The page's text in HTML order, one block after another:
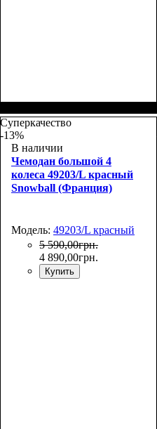
76х51х31+5
Суперкачество
-13%
В наличии
Чемодан большой 4
колеса 49203/L красный
Snowball (Франция)
Модель: 49203/L красный
5 590,00грн.
4 890,00грн.
Купить